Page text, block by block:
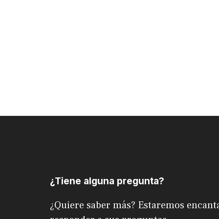
¿Tiene alguna pregunta?
¿Quiere saber más? Estaremos